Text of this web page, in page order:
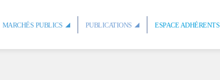
MARCHÉS PUBLICS PUBLICATIONS ESPACE ADHÉRENTS